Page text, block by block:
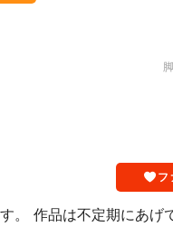
フ
。 作品は不定期にあげ